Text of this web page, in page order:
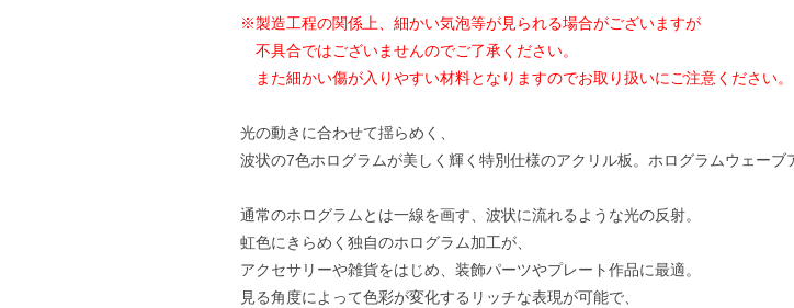
※製造工程の関係上、細かい気泡等が見られる場合がございますが
不具合ではございませんのでご了承ください。
また細かい傷が入りやすい材料となりますのでお取り扱いにご注意ください。
光の動きに合わせて揺らめく、
波状の7色ホログラムが美しく輝く特別仕様のアクリル板。ホログラムウェーブ
通常のホログラムとは一線を画す、波状に流れるような光の反射。
虹色にきらめく独自のホログラム加工が、
アクセサリーや雑貨をはじめ、装飾パーツやプレート作品に最適。
見る角度によって色彩が変化するリッチな表現が可能で、